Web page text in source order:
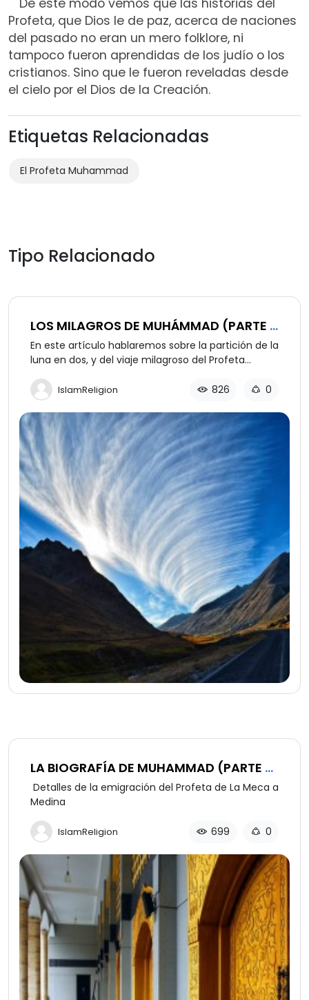
De este modo vemos que las historias del
Profeta, que Dios le de paz, acerca de naciones
del pasado no eran un mero folklore, ni
tampoco fueron aprendidas de los judío o los
cristianos. Sino que le fueron reveladas desde
el cielo por el Dios de la Creación.
Etiquetas Relacionadas
El Profeta Muhammad
Tipo Relacionado
LOS MILAGROS DE MUHÁMMAD (PARTE 2
DE 3)
En este artículo hablaremos sobre la partición de la
luna en dos, y del viaje milagroso del Profeta
ascenso a los cielos.
IslamReligion 826 0
LA BIOGRAFÍA DE MUHAMMAD (PARTE 6
DE 12)
Detalles de la emigración del Profeta de La Meca a
Medina
IslamReligion 699 0